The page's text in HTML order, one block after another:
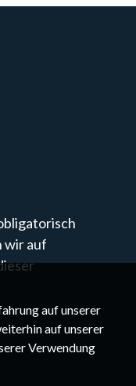
wir auf
auf unserer
auf unserer
Verwendung